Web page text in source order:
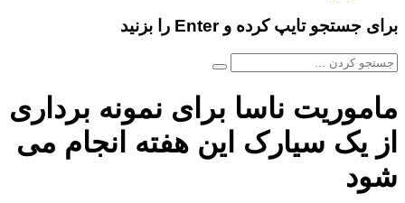
برای جستجو تایپ کرده و Enter را بزنید
ماموریت ناسا برای نمونه برداری
از یک سیارک این هفته انجام می
شود